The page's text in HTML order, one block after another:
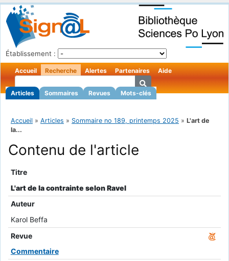
Établissement :
Accueil Recherche
Articles Sommaires Revues Mots-clés
Alertes Partenaires Aide
Accueil » Articles » Sommaire no 189, printemps 2025 » L'art de
la...
Contenu de l'article
Titre
L'art de la contrainte selon Ravel
Auteur
Karol Beffa
Revue
Commentaire